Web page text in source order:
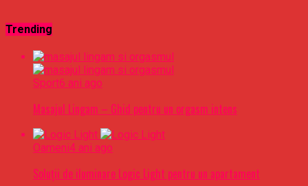
Trending
Sport6 ani ago
Masajul Lingam – Ghid pentru un orgasm intens
Oameni4 ani ago
Soluții de iluminare Logic Light pentru un apartament